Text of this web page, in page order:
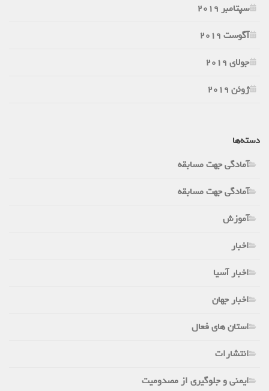
سپتامبر 2019
آگوست 2019
جولای 2019
ژوئن 2019
دسته‌ها
آمادگی جهت مسابقه
آمادگی جهت مسابقه
آموزش
اخبار
اخبار آسیا
اخبار جهان
استان های فعال
انتشارات
ایمنی و جلوگیری از مصدومیت